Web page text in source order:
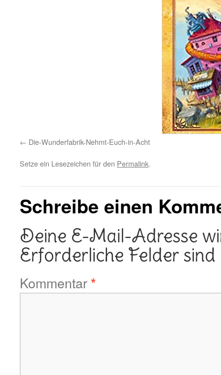
Die-Wunderfabrik-Nehmt-Euch-in-Acht
Setze ein Lesezeichen für den Permalink.
Schreibe einen
Deine E-Mail-Adresse
Erforderliche Felder
Kommentar*